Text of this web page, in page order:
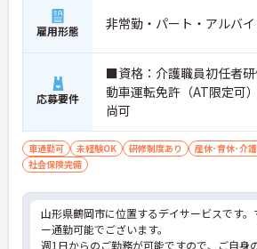
雇用形態 非常勤・パート・アルバイ
応募要件
■資格：介護職員初任者
動車運転免許（AT限定可
尚可
車通勤可 未経験OK 研修制度あり
産休･育休･介
社会保険完備
山形県鶴岡市に位置するデイサービスです。
ー通勤可能でございます。
週1日からのご勤務が可能ですので、ご自身